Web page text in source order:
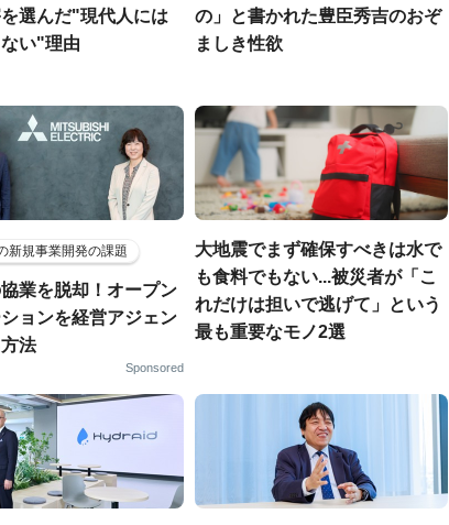
選んだ"現代人には
い"理由
の」と書かれた豊臣秀吉のおぞ
ましき性欲
新規事業開発の課題
業を脱却！オープン
ョンを経営アジェン
法
Sponsored
大地震でまず確保すべきは水で
も食料でもない...被災者が「こ
れだけは担いで逃げて」という
最も重要なモノ2選